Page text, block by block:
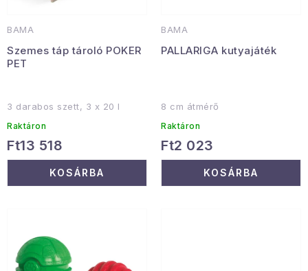
Veľkoobchodná spolupráca
Hogyan kell panaszkodni / visszaadni az áruka
Kereskedelem feltételes
Információ a mellékletről
Érintkezés
j
a
z
é
BAMA
Szemes táp tároló POKER
PET
3 darabos szett, 3 x 20 l
Raktáron
Ft13 518
KOSÁRBA
BAMA
PALLARIGA kutyajáték
8 cm átmérő
Raktáron
Ft2 023
KOSÁRBA